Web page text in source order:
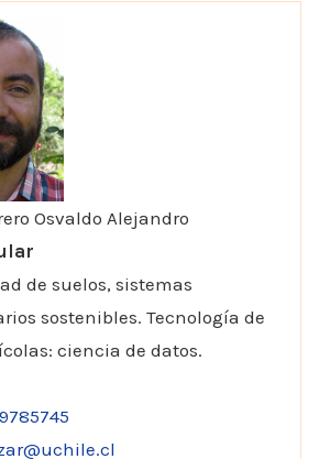
Osvaldo Alejandro
de suelos, sistemas
sostenibles. Tecnología de
ciencia de datos.